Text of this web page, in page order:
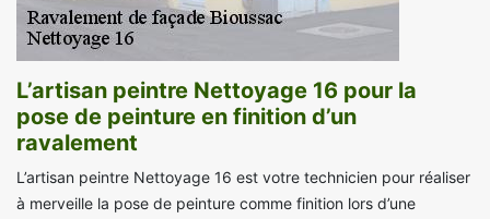
L’artisan peintre Nettoyage 16 pour la
pose de peinture en finition d’un
ravalement
L’artisan peintre Nettoyage 16 est votre technicien pour réaliser
à merveille la pose de peinture comme finition lors d’une